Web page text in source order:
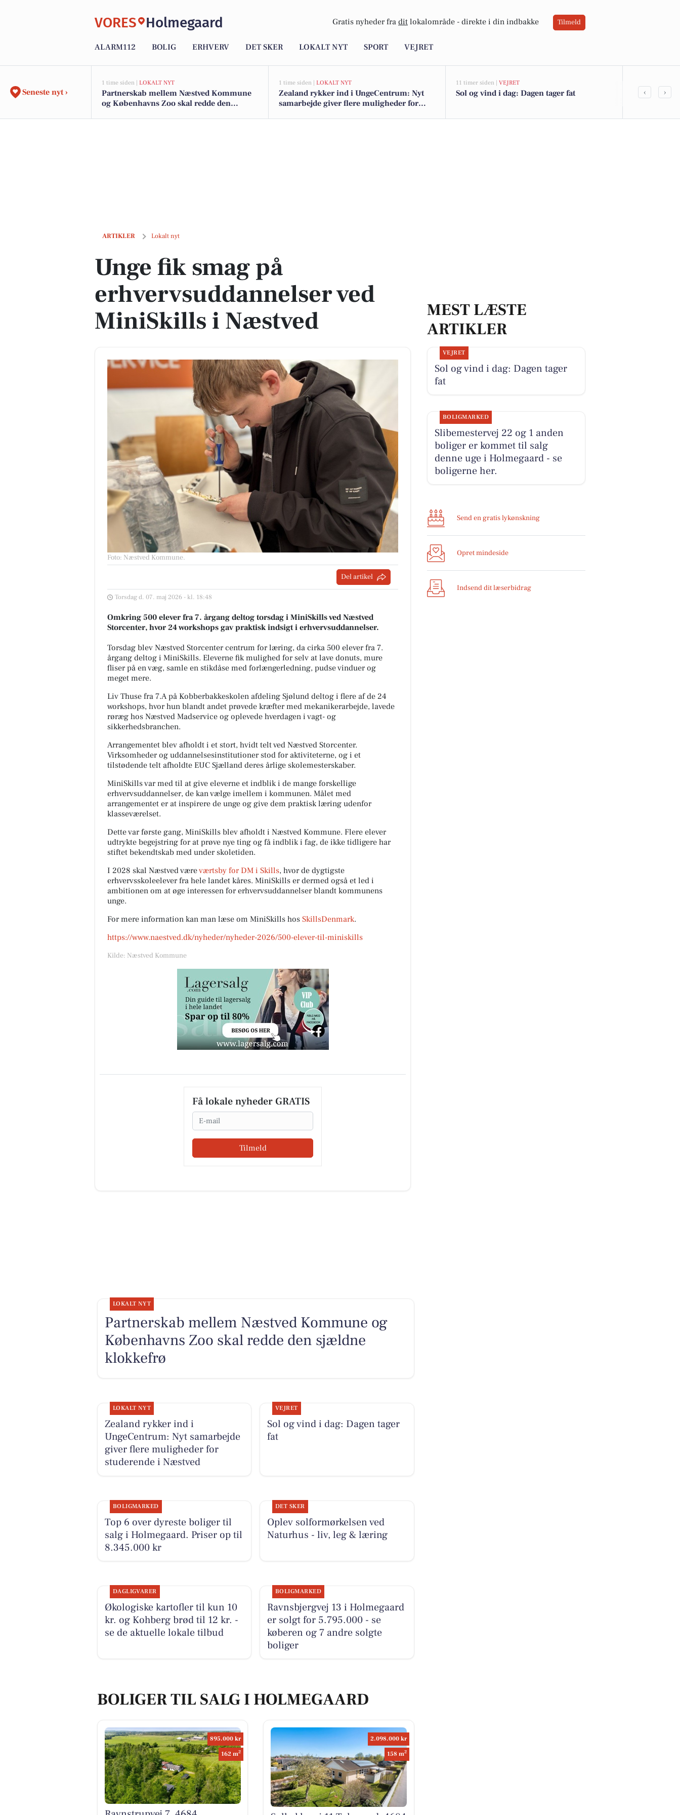
VORES Holmegaard Gratis nyheder fra dit lokalområde - direkte i din indbakke Tilmeld
ALARM112 BOLIG ERHVERV DET SKER LOKALT NYT SPORT VEJRET
Seneste nyt ›
1 time siden | LOKALT NYT
Partnerskab mellem Næstved Kommune
og Københavns Zoo skal redde den
1 time siden | LOKALT NYT
Zealand rykker ind i UngeCentrum: Nyt
samarbejde giver flere muligheder for
11 timer siden | VEJRET
Sol og vind i dag: Dagen tager fat
Top 6 over
‹ ›
ARTIKLER Lokalt nyt
Unge fik smag på erhvervsuddannelser ved MiniSkills i Næstved
Unge fik smag på
erhvervsuddannelser ved
MiniSkills i Næstved
Foto: Næstved Kommune.
Del artikel
Torsdag d. 07. maj 2026 - kl. 18:48
Omkring 500 elever fra 7. årgang deltog torsdag i MiniSkills ved Næstved
Storcenter, hvor 24 workshops gav praktisk indsigt i erhvervsuddannelser.
Torsdag blev Næstved Storcenter centrum for læring, da cirka 500 elever fra 7.
årgang deltog i MiniSkills. Eleverne fik mulighed for selv at lave donuts, mure
fliser på en væg, samle en stikdåse med forlængerledning, pudse vinduer og
meget mere.
Liv Thuse fra 7.A på Kobberbakkeskolen afdeling Sjølund deltog i flere af de 24
workshops, hvor hun blandt andet prøvede kræfter med mekanikerarbejde, lavede
røræg hos Næstved Madservice og oplevede hverdagen i vagt- og
sikkerhedsbranchen.
Arrangementet blev afholdt i et stort, hvidt telt ved Næstved Storcenter.
Virksomheder og uddannelsesinstitutioner stod for aktiviteterne, og i et
tilstødende telt afholdte EUC Sjælland deres årlige skolemesterskaber.
MiniSkills var med til at give eleverne et indblik i de mange forskellige
erhvervsuddannelser, de kan vælge imellem i kommunen. Målet med
arrangementet er at inspirere de unge og give dem praktisk læring udenfor
klasseværelset.
Dette var første gang, MiniSkills blev afholdt i Næstved Kommune. Flere elever
udtrykte begejstring for at prøve nye ting og få indblik i fag, de ikke tidligere har
stiftet bekendtskab med under skoletiden.
I 2028 skal Næstved væreværtsby for DM i Skills, hvor de dygtigste
erhvervsskoleelever fra hele landet kåres. MiniSkills er dermed også et led i
ambitionen om at øge interessen for erhvervsuddannelser blandt kommunens
unge.
For mere information kan man læse om MiniSkills hos SkillsDenmark.
https://www.naestved.dk/nyheder/nyheder-2026/500-elever-til-miniskills
Kilde: Næstved Kommune
Få lokale nyheder GRATIS
Email
Tilmeld
MEST LÆSTE
ARTIKLER
VEJRET
Sol og vind i dag: Dagen tager
fat
BOLIGMARKED
Slibemestervej 22 og 1 anden
boliger er kommet til salg
denne uge i Holmegaard - se
boligerne her.
Send en gratis lykønskning
Opret mindeside
Indsend dit læserbidrag
LOKALT NYT
Partnerskab mellem Næstved Kommune og
Københavns Zoo skal redde den sjældne
klokkefrø
LOKALT NYT
Zealand rykker ind i
UngeCentrum: Nyt samarbejde
giver flere muligheder for
studerende i Næstved
VEJRET
Sol og vind i dag: Dagen tager
fat
BOLIGMARKED
Top 6 over dyreste boliger til
salg i Holmegaard. Priser op til
8.345.000 kr
DET SKER
Oplev solformørkelsen ved
Naturhus - liv, leg & læring
DAGLIGVARER
Økologiske kartofler til kun 10
kr. og Kohberg brød til 12 kr. -
se de aktuelle lokale tilbud
BOLIGMARKED
Ravnsbjergvej 13 i Holmegaard
er solgt for 5.795.000 - se
køberen og 7 andre solgte
boliger
BOLIGER TIL SALG I HOLMEGAARD
895.000 kr
162 m2
2.098.000 kr
158 m2